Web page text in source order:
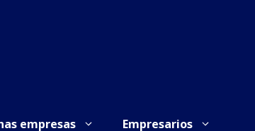
empresas Empresarios